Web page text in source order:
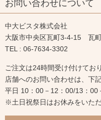
お問い合わせについて
中大ビスタ株式会社
大阪市中央区瓦町3-4-15 瓦
TEL : 06-7634-3302
ご注文は24時間受け付けてお
店舗へのお問い合わせは、下
平日 10：00－12：00/13：00
※土日祝祭日はお休みをいた